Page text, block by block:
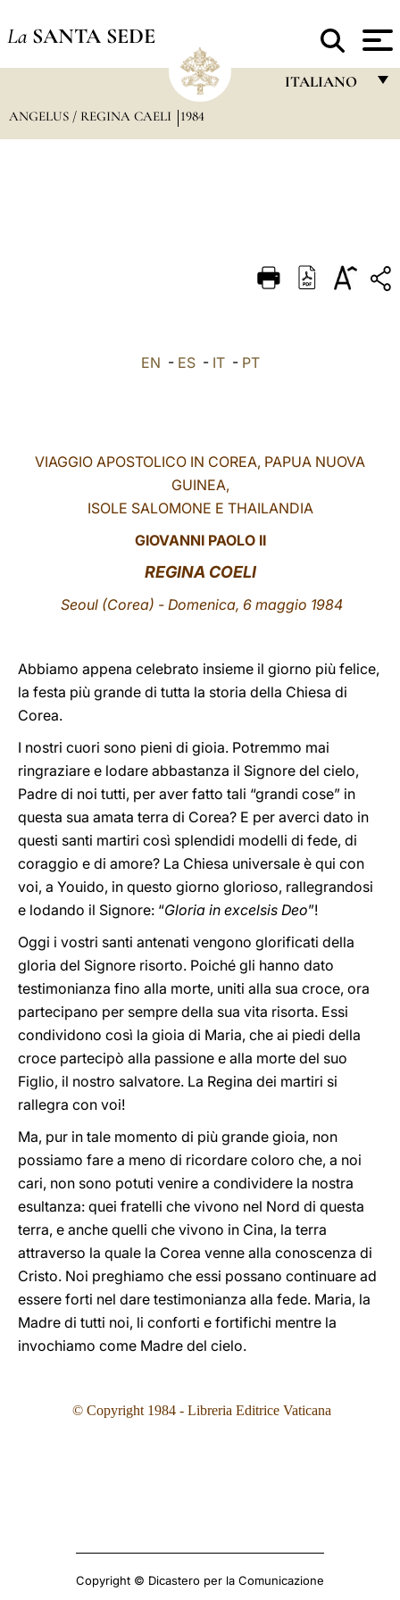
La SANTA SEDE
ITALIANO
DEUTSCH
ANGELUS / REGINA CAELI 1984
EN - ES- IT- PT
VIAGGIO APOSTOLICO IN COREA, PAPUA NUOVA
GUINEA,
ISOLE SALOMONE E THAILANDIA
GIOVANNI PAOLO II
REGINA COELI
Seoul (Corea) - Domenica, 6 maggio 1984
Abbiamo appena celebrato insieme il giorno più felice,
la festa più grande di tutta la storia della Chiesa di
Corea.
I nostri cuori sono pieni di gioia. Potremmo mai
ringraziare e lodare abbastanza il Signore del cielo,
Padre di noi tutti, per aver fatto tali “grandi cose” in
questa sua amata terra di Corea? E per averci dato in
questi santi martiri così splendidi modelli di fede, di
coraggio e di amore? La Chiesa universale è qui con
voi, a Youido, in questo giorno glorioso, rallegrandosi
e lodando il Signore: “Gloria in excelsis Deo”!
Oggi i vostri santi antenati vengono glorificati della
gloria del Signore risorto. Poiché gli hanno dato
testimonianza fino alla morte, uniti alla sua croce, ora
partecipano per sempre della sua vita risorta. Essi
condividono così la gioia di Maria, che ai piedi della
croce partecipò alla passione e alla morte del suo
Figlio, il nostro salvatore. La Regina dei martiri si
rallegra con voi!
Ma, pur in tale momento di più grande gioia, non
possiamo fare a meno di ricordare coloro che, a noi
cari, non sono potuti venire a condividere la nostra
esultanza: quei fratelli che vivono nel Nord di questa
terra, e anche quelli che vivono in Cina, la terra
attraverso la quale la Corea venne alla conoscenza di
Cristo. Noi preghiamo che essi possano continuare ad
essere forti nel dare testimonianza alla fede. Maria, la
Madre di tutti noi, li conforti e fortifichi mentre la
invochiamo come Madre del cielo.
© Copyright 1984 - Libreria Editrice Vaticana
Copyright © Dicastero per la Comunicazione